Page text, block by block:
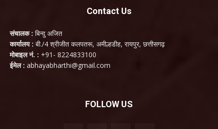
Contact Us
संचालक : बिन्दु अजित
कार्यालय : बी./4 श्रीजीत कलपतरू, अमील्हडीह, रायपुर, छत्तीसगढ़
मोबाइल नं. : +91- 8224833100
ईमेल : abhayabharthi@gmail.com
FOLLOW US